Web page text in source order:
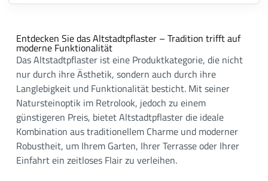
Entdecken Sie das Altstadtpflaster – Tradition trifft auf
moderne Funktionalität
Das Altstadtpflaster ist eine Produktkategorie, die nicht
nur durch ihre Ästhetik, sondern auch durch ihre
Langlebigkeit und Funktionalität besticht. Mit seiner
Natursteinoptik im Retrolook, jedoch zu einem
günstigeren Preis, bietet Altstadtpflaster die ideale
Kombination aus traditionellem Charme und moderner
Robustheit, um Ihrem Garten, Ihrer Terrasse oder Ihrer
Einfahrt ein zeitloses Flair zu verleihen.